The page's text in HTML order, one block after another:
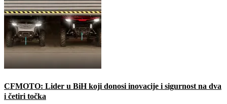
CFMOTO: Lider u BiH koji donosi inovacije i sigurnost na dva
i četiri točka